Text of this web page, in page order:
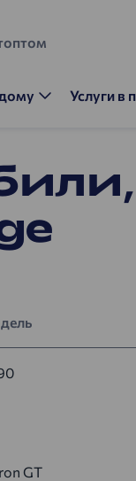
оптом
Услуги в
GT